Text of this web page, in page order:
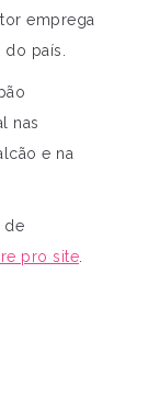
emprega
país.
nas
e na
de
pro site